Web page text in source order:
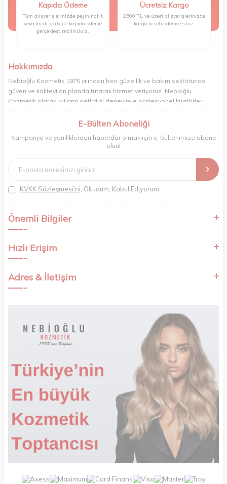
Kapıda Ödeme
Tüm alışverişlerinizde peşin nakit
veya kredi kartı ile kapıda ödeme
gerçekleştirebilirsiniz.
Ücretsiz Kargo
2500 TL ve üzeri alışverişlerinizde
kargo ücreti ödemezsiniz.
Hakkımızda
Nebioğlu Kozmetik 1975 yılından beri güzellik ve bakım sektöründe
güven ve kaliteyi ön planda tutarak hizmet veriyoruz. Nebioğlu
Kozmetik olarak, yılların getirdiği deneyimle profesyonel kuaförler,
odaklanıyoruz. Doğal içerikleri bilimsel formüllerle birleştirerek saç ve
ihtiyaçlarını dinleyerek her zaman en iyisini sunmayı hedefliyor,
bağlılığımızla güzellik yolculuğunuzda yanınızdayız.
E-Bülten Aboneliği
Kampanya ve yeniliklerden haberdar olmak için e-bültenimize abone
olun!
KVKK Sözleşmesi'ni , Okudum, Kabul Ediyorum.
Önemli Bilgiler
Hızlı Erişim
Adres & İletişim